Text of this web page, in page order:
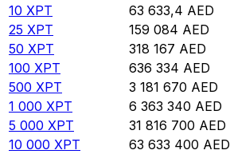
10 XPT 63 633,4 AED
25 XPT 159 084 AED
50 XPT 318 167 AED
100 XPT 636 334 AED
500 XPT 3 181 670 AED
1 000 XPT 6 363 340 AED
5 000 XPT 31 816 700 AED
10 000 XPT 63 633 400 AED